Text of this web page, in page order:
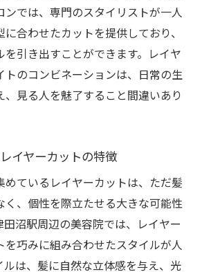
ンでは、専門のスタイリストが一人
合わせたカットを提供しており、
を引き出すことができます。レイヤ
トのコンビネーションは、日常の生
、見る人を魅了すること間違いあり
イヤーカットの特徴
めているレイヤーカットは、ただ髪
く、個性を際立たせる大きな可能性
田沼駅周辺の美容院では、レイヤー
を巧みに組み合わせたスタイルが人
は、髪に自然な立体感を与え、光